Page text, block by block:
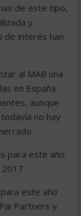
de este tipo,
y
de interés han
al MAB una
en España
aunque
no hay
para este año
este año
Partners y